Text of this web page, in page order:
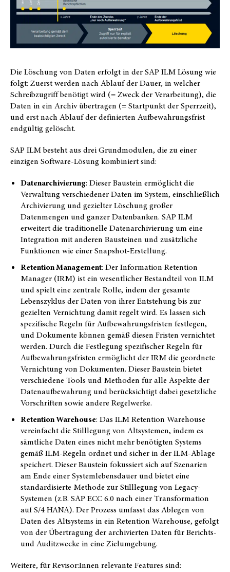
Die Löschung von Daten erfolgt in der SAP ILM Lösung wie
folgt: Zuerst werden nach Ablauf der Dauer, in welcher
Schreibzugriff benötigt wird (= Zweck der Verarbeitung), die
Daten in ein Archiv übertragen (= Startpunkt der Sperrzeit),
und erst nach Ablauf der definierten Aufbewahrungsfrist
endgültig gelöscht.
SAP ILM besteht aus drei Grundmodulen, die zu einer
einzigen Software-Lösung kombiniert sind:
Datenarchivierung: Dieser Baustein ermöglicht die
Verwaltung verschiedener Daten im System, einschließlich
Archivierung und gezielter Löschung großer
Datenmengen und ganzer Datenbanken. SAP ILM
erweitert die traditionelle Datenarchivierung um eine
Integration mit anderen Bausteinen und zusätzliche
Funktionen wie einer Snapshot-Erstellung.
Retention Management: Der Information Retention
Manager (IRM) ist ein wesentlicher Bestandteil von ILM
und spielt eine zentrale Rolle, indem der gesamte
Lebenszyklus der Daten von ihrer Entstehung bis zur
gezielten Vernichtung damit regelt wird. Es lassen sich
spezifische Regeln für Aufbewahrungsfristen festlegen,
und Dokumente können gemäß diesen Fristen vernichtet
werden. Durch die Festlegung spezifischer Regeln für
Aufbewahrungsfristen ermöglicht der IRM die geordnete
Vernichtung von Dokumenten. Dieser Baustein bietet
verschiedene Tools und Methoden für alle Aspekte der
Datenaufbewahrung und berücksichtigt dabei gesetzliche
Vorschriften sowie andere Regelwerke.
Retention Warehouse: Das ILM Retention Warehouse
vereinfacht die Stilllegung von Altsystemen, indem es
sämtliche Daten eines nicht mehr benötigten Systems
gemäß ILM-Regeln ordnet und sicher in der ILM-Ablage
speichert. Dieser Baustein fokussiert sich auf Szenarien
am Ende einer Systemlebensdauer und bietet eine
standardisierte Methode zur Stilllegung von Legacy-
Systemen (z.B. SAP ECC 6.0 nach einer Transformation
auf S/4 HANA). Der Prozess umfasst das Ablegen von
Daten des Altsystems in ein Retention Warehouse, gefolgt
von der Übertragung der archivierten Daten für Berichts-
und Auditzwecke in eine Zielumgebung.
Weitere, für Revisor:Innen relevante Features sind: